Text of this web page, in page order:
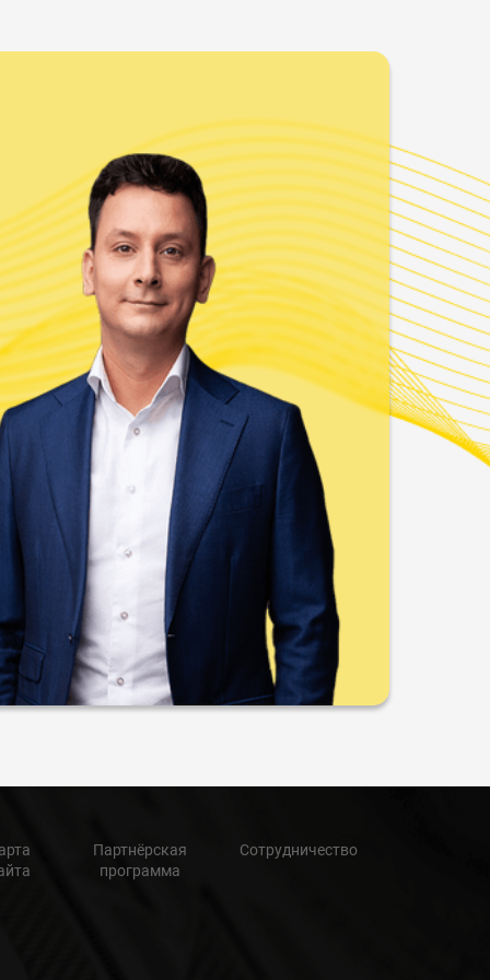
Партнёрская
программа
Сотрудничество